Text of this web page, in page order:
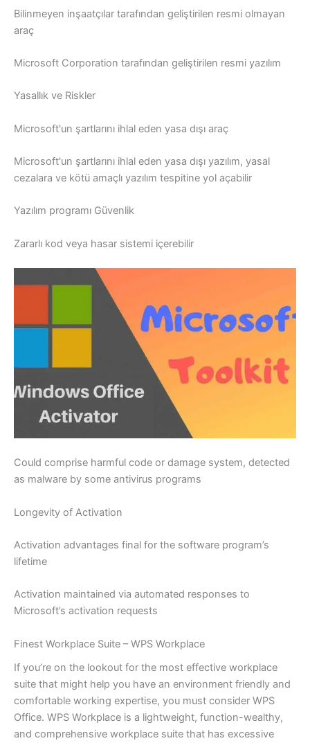
Bilinmeyen inşaatçılar tarafından geliştirilen resmi olmayan
araç
Microsoft Corporation tarafından geliştirilen resmi yazılım
Yasallık ve Riskler
Microsoft'un şartlarını ihlal eden yasa dışı araç
Microsoft'un şartlarını ihlal eden yasa dışı yazılım, yasal
cezalara ve kötü amaçlı yazılım tespitine yol açabilir
Yazılım programı Güvenlik
Zararlı kod veya hasar sistemi içerebilir
Could comprise harmful code or damage system, detected
as malware by some antivirus programs
Longevity of Activation
Activation advantages final for the software program’s
lifetime
Activation maintained via automated responses to
Microsoft’s activation requests
Finest Workplace Suite – WPS Workplace
If you’re on the lookout for the most effective workplace
suite that might help you have an environment friendly and
comfortable working expertise, you must consider WPS
Office. WPS Workplace is a lightweight, function-wealthy,
and comprehensive workplace suite that has excessive